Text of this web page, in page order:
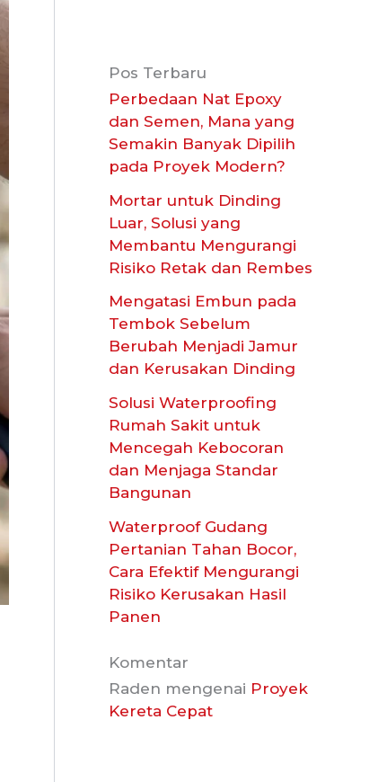
Pos Terbaru
Perbedaan Nat Epoxy
dan Semen, Mana yang
Semakin Banyak Dipilih
pada Proyek Modern?
Mortar untuk Dinding
Luar, Solusi yang
Membantu Mengurangi
Risiko Retak dan Rembes
Mengatasi Embun pada
Tembok Sebelum
Berubah Menjadi Jamur
dan Kerusakan Dinding
Solusi Waterproofing
Rumah Sakit untuk
Mencegah Kebocoran
dan Menjaga Standar
Bangunan
Waterproof Gudang
Pertanian Tahan Bocor,
Cara Efektif Mengurangi
Risiko Kerusakan Hasil
Panen
Komentar
Raden mengenai Proyek
Kereta Cepat